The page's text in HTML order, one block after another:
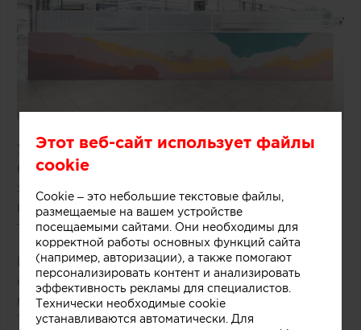
Удачное решение предложили специалисты
бюро One Design Office и Studio Twocan,
мороженого, расположенного в одном из
торговых центров Мельбурна (Австралия).
В основе концепции массивной стойки лежит
образ емкости с несколькими слоями
мороженого и разнообразных добавок.
Технически замысел был реализован при
Этот веб-сайт использует файлы
cookie
Cookie – это небольшие текстовые файлы,
размещаемые на вашем устройстве
посещаемыми сайтами. Они необходимы для
корректной работы основных функций сайта
(например, авторизации), а также помогают
персонализировать контент и анализировать
эффективность рекламы для специалистов.
Технически необходимые cookie
устанавливаются автоматически. Для